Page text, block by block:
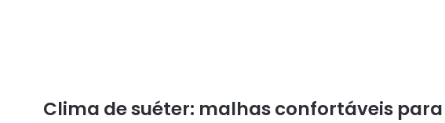
Clima de suéter: malhas confortáveis